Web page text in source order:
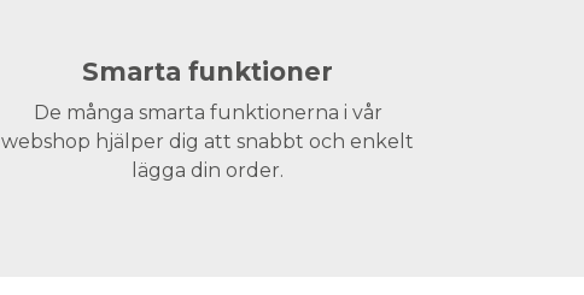
Smarta funktioner
De många smarta funktionerna i vår
webshop hjälper dig att snabbt och enkelt
lägga din order.